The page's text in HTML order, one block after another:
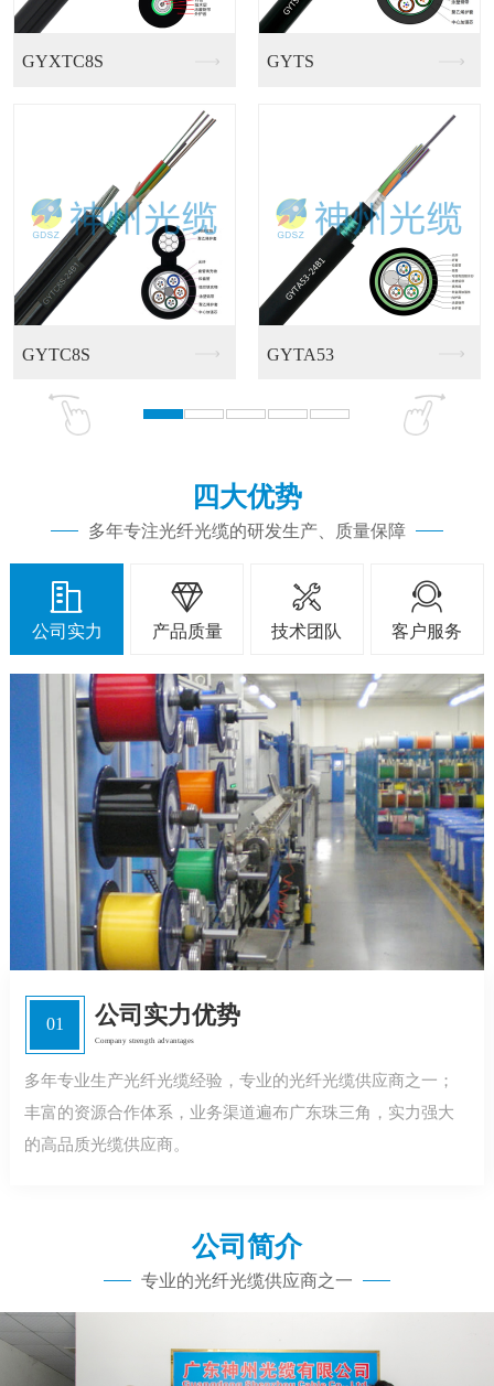
GJFJV多芯室内束... GJFJKV多用途室...
四大优势
多年专注光纤光缆的研发生产、质量保障

公司实力

产品质量

技术团队

客户服务
公司实力优势
Company strength advantages
01
多年专业生产光纤光缆经验，专业的光纤光缆供应商之一；
丰富的资源合作体系，业务渠道遍布广东珠三角，实力强大
的高品质光缆供应商。
公司简介
专业的光纤光缆供应商之一